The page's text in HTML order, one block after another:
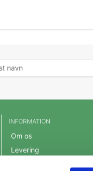
INFORMATION
Om os
Levering